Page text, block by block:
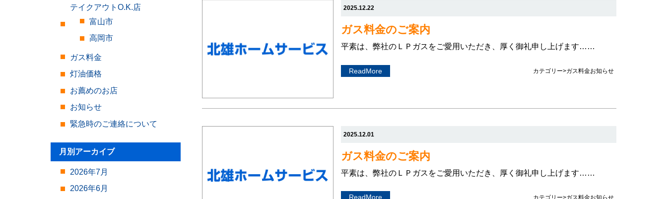
テイクアウトO.K.店
富山市
高岡市
ガス料金
灯油価格
お薦めのお店
お知らせ
緊急時のご連絡について
月別アーカイブ
2026年7月
2026年6月
2025.12.22
ガス料金のご案内
平素は、弊社のＬＰガスをご愛用いただき、厚く御礼申し上げます……
ReadMore カテゴリー>ガス料金お知らせ
2025.12.01
ガス料金のご案内
平素は、弊社のＬＰガスをご愛用いただき、厚く御礼申し上げます……
ReadMore カテゴリー>ガス料金お知らせ